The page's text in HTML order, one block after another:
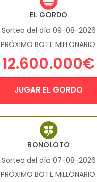
EL GORDO
Sorteo del día 09-08-2026
PRÓXIMO BOTE MILLONARIO:
12.600.000€
JUGAR EL GORDO
BONOLOTO
Sorteo del día 07-08-2026
PRÓXIMO BOTE MILLONARIO: